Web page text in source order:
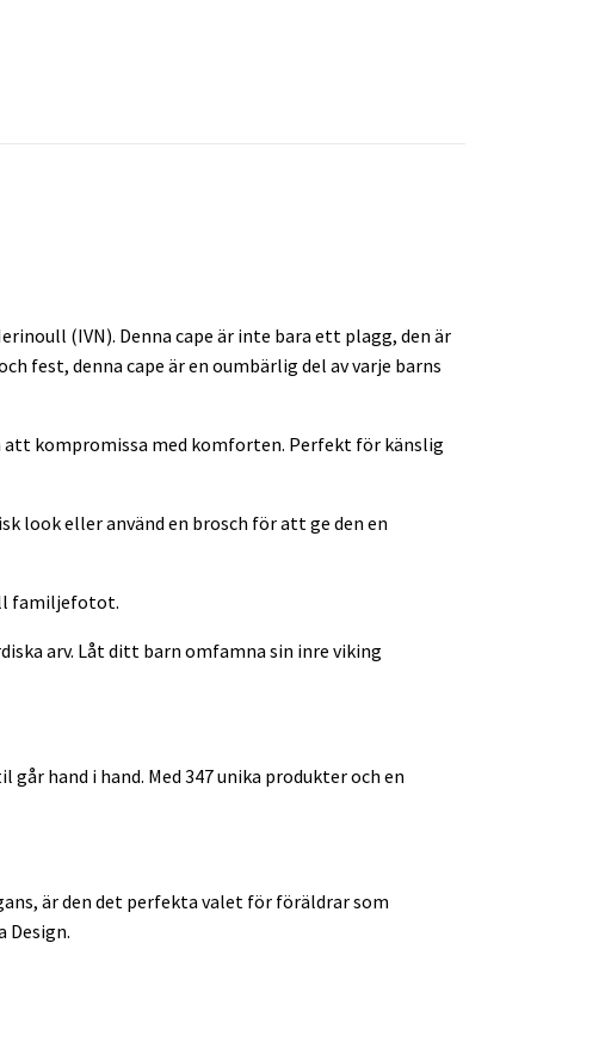
(IVN). Denna cape är inte bara ett plagg, den är
fest, denna cape är en oumbärlig del av varje barns
att kompromissa med komforten. Perfekt för känslig
look eller använd en brosch för att ge den en
familjefotot.
arv. Låt ditt barn omfamna sin inre viking
hand i hand. Med 347 unika produkter och en
är den det perfekta valet för föräldrar som
Design.